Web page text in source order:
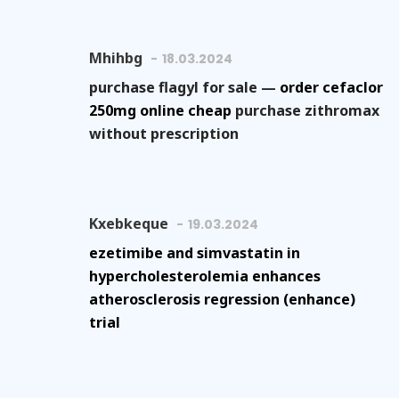
Mhihbg 18.03.2024
purchase flagyl for sale — order cefaclor
250mg online cheap purchase zithromax
without prescription
Kxebkeque 19.03.2024
ezetimibe and simvastatin in
hypercholesterolemia enhances
atherosclerosis regression (enhance)
trial